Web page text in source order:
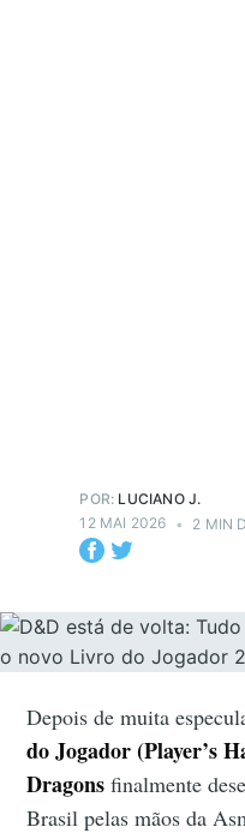
POR: LUCIANO J.
12 MAI 2026 • 2 MIN
Depois de muita
do Jogador (Player’s
Dragons finalmente
Brasil pelas mãos da